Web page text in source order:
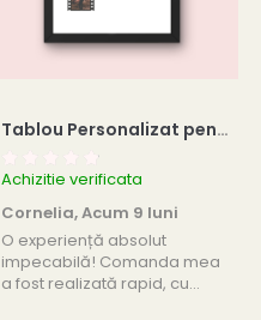
Tablou Personalizat pentru Aniversare de Cuplu
Achizitie verificata
Cornelia,Acum 9 luni
O experiență absolut
impecabilă! Comanda mea
a fost realizată rapid, cu